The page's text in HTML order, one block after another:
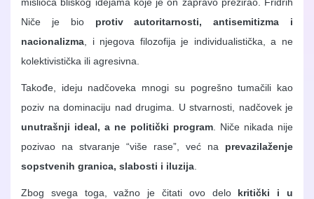
mislioca bliskog idejama koje je on zapravo prezirao. Fridrih
Niče je bio protiv autoritarnosti, antisemitizma i
nacionalizma, i njegova filozofija je individualistička, a ne
kolektivistička ili agresivna.
Takođe, ideju nadčoveka mnogi su pogrešno tumačili kao
poziv na dominaciju nad drugima. U stvarnosti, nadčovek je
unutrašnji ideal, a ne politički program. Niče nikada nije
pozivao na stvaranje “više rase”, već na prevazilaženje
sopstvenih granica, slabosti i iluzija.
Zbog svega toga, važno je čitati ovo delo kritički i u